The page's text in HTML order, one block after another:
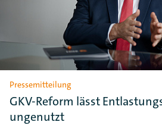
Pressemitteilung
GKV-Reform lässt
ungenutzt